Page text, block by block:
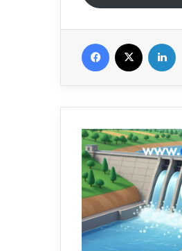
Facebook
The
Grand
Renaissance
Dam
:
Powering
Africa